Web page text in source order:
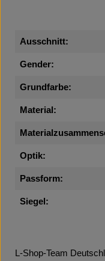
Ausschnitt:
Gender:
Grundfarbe:
Material:
Optik:
Passform:
Siegel:
L-Shop-Team